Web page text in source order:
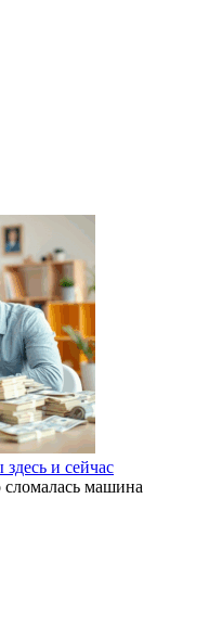
и сейчас
сломалась машина